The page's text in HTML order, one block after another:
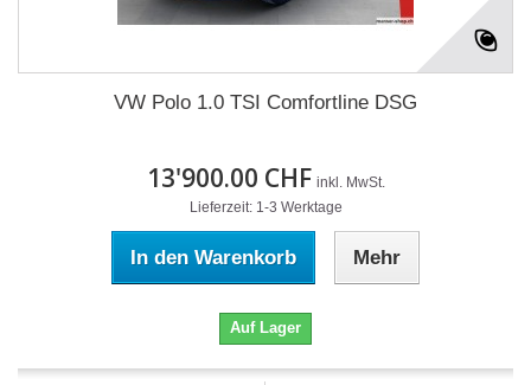
VW Polo 1.0 TSI Comfortline DSG
13'900.00 CHF inkl. MwSt.
Lieferzeit: 1-3 Werktage
In den Warenkorb Mehr
Auf Lager